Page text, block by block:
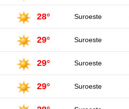
28° Suroeste
29° Suroeste
29° Suroeste
29° Suroeste